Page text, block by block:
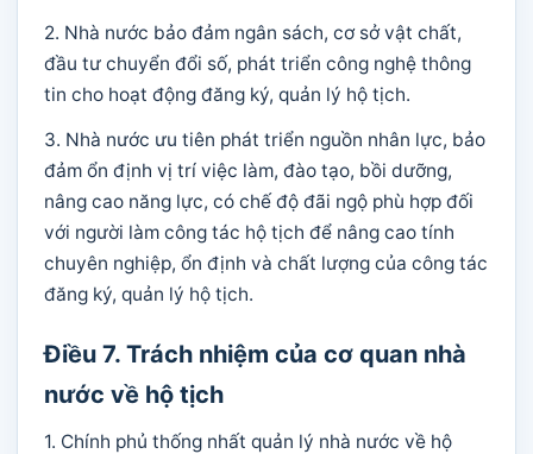
2. Nhà nước bảo đảm ngân sách, cơ sở vật chất,
đầu tư chuyển đổi số, phát triển công nghệ thông
tin cho hoạt động đăng ký, quản lý hộ tịch.
3. Nhà nước ưu tiên phát triển nguồn nhân lực, bảo
đảm ổn định vị trí việc làm, đào tạo, bồi dưỡng,
nâng cao năng lực, có chế độ đãi ngộ phù hợp đối
với người làm công tác hộ tịch để nâng cao tính
chuyên nghiệp, ổn định và chất lượng của công tác
đăng ký, quản lý hộ tịch.
Điều 7. Trách nhiệm của cơ quan nhà
nước về hộ tịch
1. Chính phủ thống nhất quản lý nhà nước về hộ